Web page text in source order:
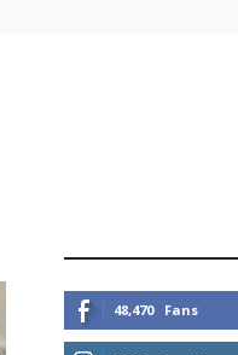
48,470 Fans